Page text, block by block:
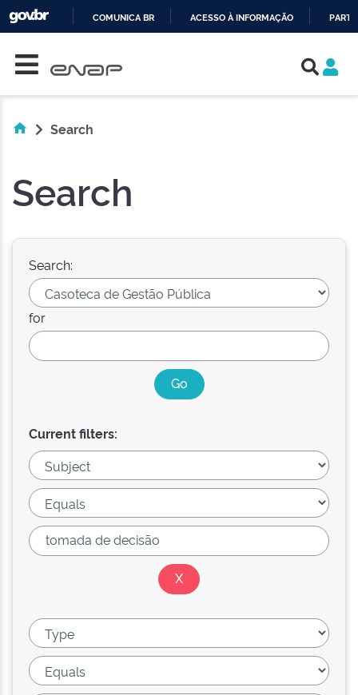
COMUNICA BR ACESSO À INFORMAÇÃO
Search
Search
Search:
for
Current filters: